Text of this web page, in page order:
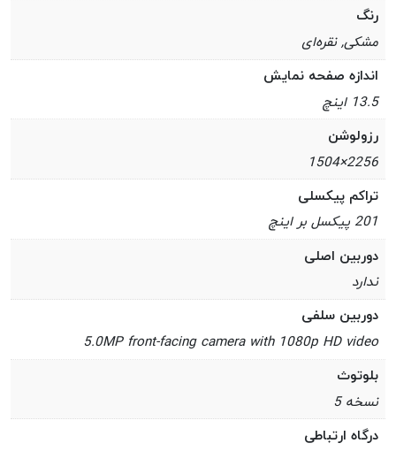
رنگ
مشکی, نقره‌ای
اندازه صفحه نمایش
13.5 اینچ
رزولوشن
2256×1504
تراکم پیکسلی
201 پیکسل بر اینچ
دوربین اصلی
ندارد
دوربین سلفی
5.0MP front-facing camera with 1080p HD video
بلوتوث
نسخه 5
درگاه ارتباطی